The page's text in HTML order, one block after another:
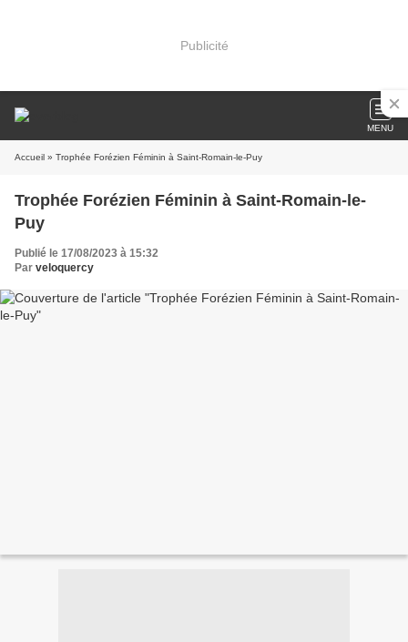
Publicité
MENU
Accueil » Trophée Forézien Féminin à Saint-Romain-le-Puy
Trophée Forézien Féminin à Saint-Romain-le-
Puy
Publié le 17/08/2023 à 15:32
Par veloquercy